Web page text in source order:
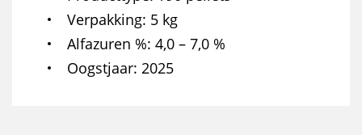
Verpakking 5 kg
Alfazuren % 4,0 – 7,0 %
Oogstjaar 2025